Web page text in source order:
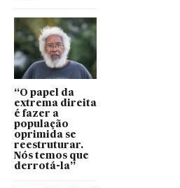
“O papel da
extrema direita
é fazer a
população
oprimida se
reestruturar.
Nós temos que
derrotá-la”